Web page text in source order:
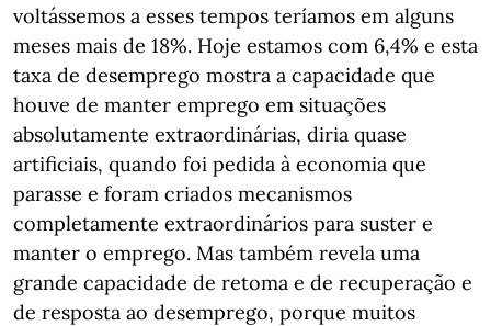
voltássemos a esses tempos teríamos em alguns
meses mais de 18%. Hoje estamos com 6,4% e esta
taxa de desemprego mostra a capacidade que
houve de manter emprego em situações
absolutamente extraordinárias, diria quase
artificiais, quando foi pedida à economia que
parasse e foram criados mecanismos
completamente extraordinários para suster e
manter o emprego. Mas também revela uma
grande capacidade de retoma e de recuperação e
de resposta ao desemprego, porque muitos